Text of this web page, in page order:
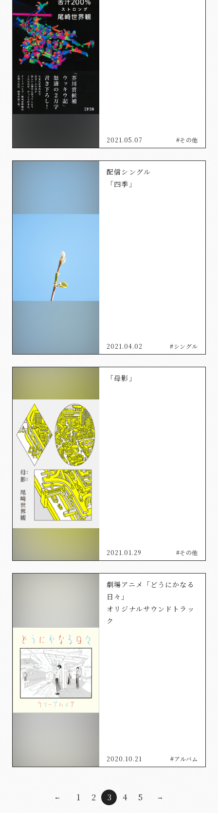
2021.05.07 #その他
配信シングル
「四季」
2021.04.02 #シングル
「母影」
2021.01.29 #その他
劇場アニメ「どうにかなる
日々」
オリジナルサウンドトラッ
ク
2020.10.21 #アルバム
← 1 2 3 4 5 →